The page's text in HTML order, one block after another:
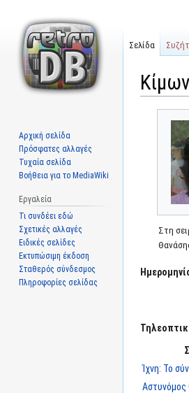
πλοήγηση
αναζήτηση
Στη
Ίχνη: Το
Αστυνόμος
Σελίδα
Αρχική σελίδα
Πρόσφατες αλλαγές
Τυχαία σελίδα
Βοήθεια για το MediaWiki
Εργαλεία
Τι συνδέει εδώ
Σχετικές αλλαγές
Ειδικές σελίδες
Εκτυπώσιμη έκδοση
Σταθερός σύνδεσμος
Πληροφορίες σελίδας